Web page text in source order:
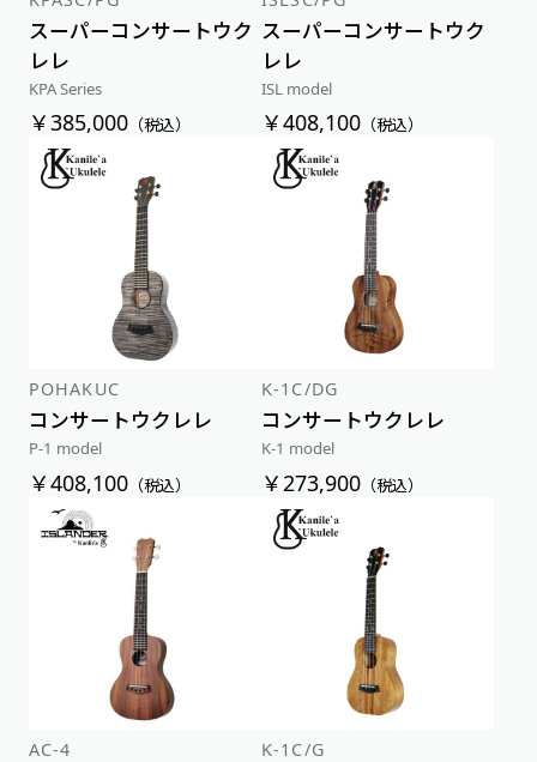
スーパーコンサートウク
レレ
KPA Series
￥385,000（税込）
スーパーコンサートウク
レレ
ISL model
￥408,100 （税込）
POHAKUC
コンサートウクレレ
P-1 model
￥408,100（税込）
K-1C/DG
コンサートウクレレ
K-1 model
￥273,900 （税込）
AC-4 K-1C/G